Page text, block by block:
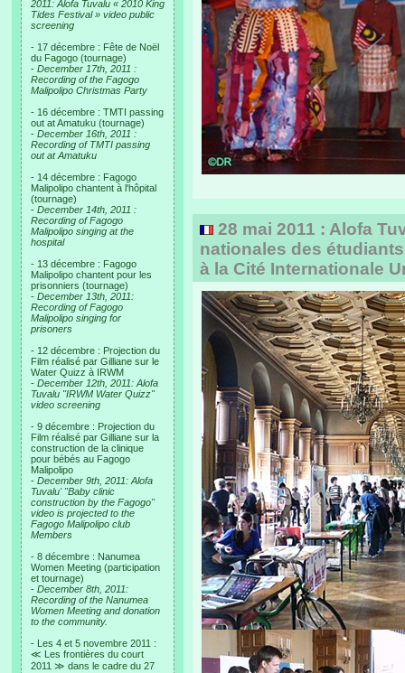
2011: Alofa Tuvalu « 2010 King
Tides Festival » video public
screening
- 17 décembre : Fête de Noël
du Fagogo (tournage)
- December 17th, 2011 :
Recording of the Fagogo
Malipolipo Christmas Party
- 16 décembre : TMTI passing
out at Amatuku (tournage)
- December 16th, 2011 :
Recording of TMTI passing
out at Amatuku
- 14 décembre : Fagogo
Malipolipo chantent à l'hôpital
(tournage)
- December 14th, 2011 :
Recording of Fagogo
Malipolipo singing at the
hospital
- 13 décembre : Fagogo
Malipolipo chantent pour les
prisonniers (tournage)
- December 13th, 2011:
Recording of Fagogo
Malipolipo singing for
prisoners
- 12 décembre : Projection du
Film réalisé par Gilliane sur le
Water Quizz à IRWM
- December 12th, 2011: Alofa
Tuvalu "IRWM Water Quizz"
video screening
- 9 décembre : Projection du
Film réalisé par Gilliane sur la
construction de la clinique
pour bébés au Fagogo
Malipolipo
- December 9th, 2011: Alofa
Tuvalu' "Baby clinic
construction by the Fagogo"
video is projected to the
Fagogo Malipolipo club
Members
- 8 décembre : Nanumea
Women Meeting (participation
et tournage)
- December 8th, 2011:
Recording of the Nanumea
Women Meeting and donation
to the community.
- Les 4 et 5 novembre 2011 :
≪ Les frontières du court
2011 ≫ dans le cadre du 27
28 mai 2011 : Alofa
nationales des
à la Cité Internationale